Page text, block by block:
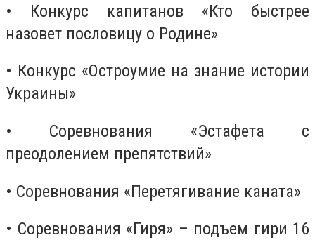
• Конкурс капитанов «Кто быстрее
назовет пословицу о Родине»
• Конкурс «Остроумие на знание истории
Украины»
• Соревнования «Эстафета с
преодолением препятствий»
• Соревнования «Перетягивание каната»
• Соревнования «Гиря» – подъем гири 16